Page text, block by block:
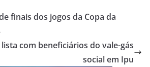
finais dos jogos da Copa da
com beneficiários do vale-gás
social em Ipu